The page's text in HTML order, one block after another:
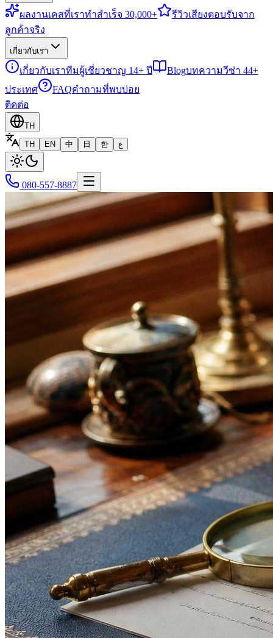
ผลงานเคสที่เราทำสำเร็จ 30,000+ รีวิวเสียงตอบรับจาก
ลูกค้าจริง
เกี่ยวกับเรา
เกี่ยวกับเราทีมผู้เชี่ยวชาญ 14+ ปี Blogบทความวีซ่า 44+
ประเทศ
FAQคำถามที่พบบ่อย
ติดต่อ
TH
TH
EN 中 日 한 ع
080-557-8887